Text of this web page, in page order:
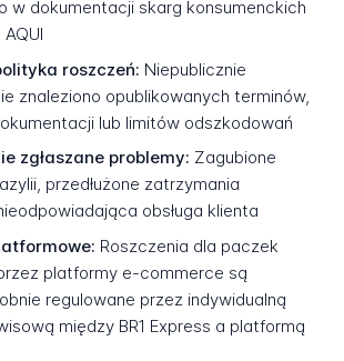
w dokumentacji skarg konsumenckich
roszczeń: Niepublicznie
znaleziono opublikowanych terminów,
lub limitów odszkodowań
zgłaszane problemy: Zagubione
przedłużone zatrzymania
obsługa klienta
Roszczenia dla paczek
platformy e-commerce są
regulowane przez indywidualną
między BR1 Express a platformą